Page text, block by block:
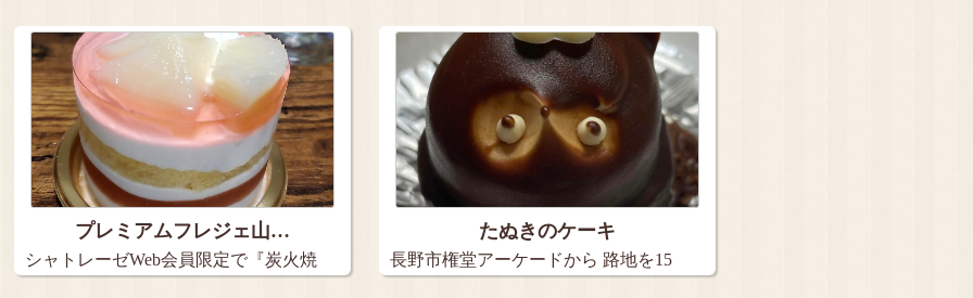
プレミアムフレジェ山…
シャトレーゼWeb会員限定で『炭火焼
たぬきのケーキ
長野市権堂アーケードから 路地を15